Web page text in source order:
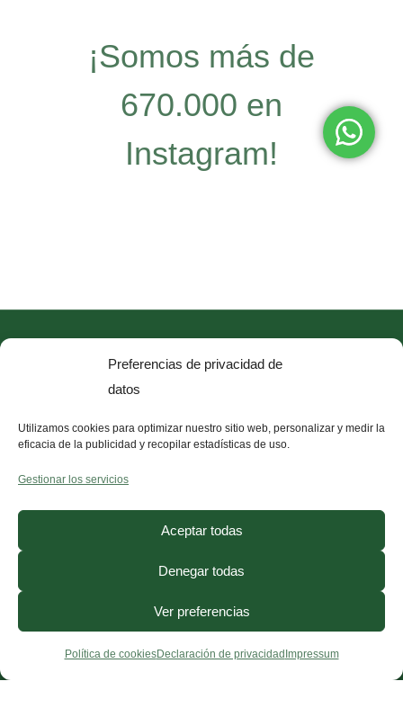
Preferencias de privacidad de
datos
Utilizamos cookies para optimizar nuestro sitio web, personalizar y medir la
eficacia de la publicidad y recopilar estadísticas de uso.
Gestionar los servicios
Aceptar todas
Denegar todas
Ver preferencias
Política de cookiesDeclaración de privacidad Impressum
¡Somos más de
670.000 en
Instagram!
tu salud y bienestar físico y mental a través de una
dieta antiinflamatoria
antiinflamatorio D.R.A.C
. Únete y empieza el
cambio.